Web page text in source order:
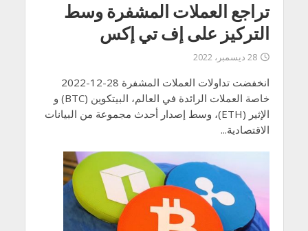
تراجع العملات المشفرة وسط
التركيز على إف تي إكس
28 ديسمبر، 2022
انخفضت تداولات العملات المشفرة 28-12-2022
خاصة العملات الرائدة في العالم، البيتكوين (BTC) و
الإثير (ETH)، وسط إصدار أحدث مجموعة من البيانات
الاقتصادية...